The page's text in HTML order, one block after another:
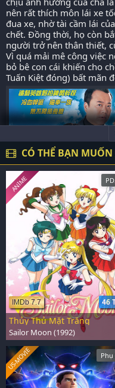
nên rất thích môn lái xe
đua xe, nhờ tài cầm lái
chết. Đồng thời, họ còn
người trở nên thân thiết,
Vì quá mải mê công việc
bỏ bê con cái khiến cho
Tuấn Kiệt đóng) bất mãn
CÓ THỂ BẠN MUỐN
PD.
46
IMDb 7.7
ANIME
Thủy Thủ Mặt Trăng
Sailor Moon (1992)
US-MOVIE